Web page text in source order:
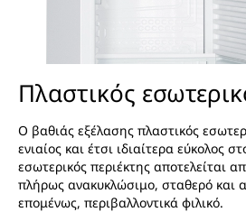
Πλαστικός
Ο βαθιάς εξέλασης πλαστικός
ενιαίος και έτσι ιδιαίτερα εύκολος
εσωτερικός περιέκτης αποτελείται
πλήρως ανακυκλώσιμο, σταθερό και
επομένως, περιβαλλοντικά φιλικό.